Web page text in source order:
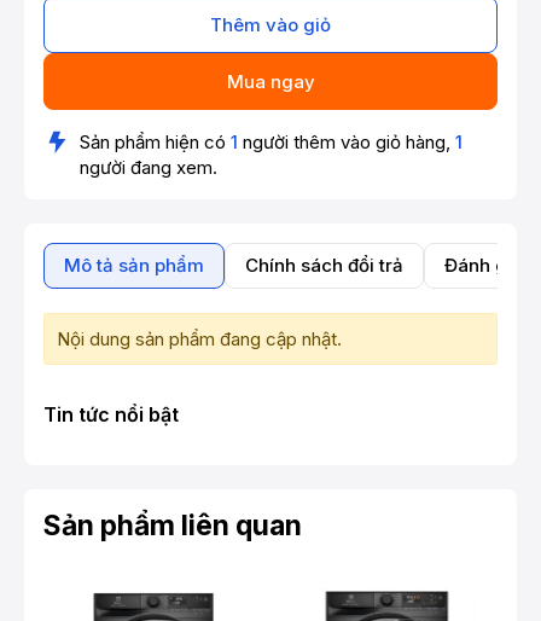
Thêm vào giỏ
Mua ngay
Sản phẩm hiện có 1 người thêm vào giỏ hàng, 1
người đang xem.
Mô tả sản phẩm Chính sách đổi trả Đánh giá
Nội dung sản phẩm đang cập nhật.
Tin tức nổi bật
Sản phẩm liên quan